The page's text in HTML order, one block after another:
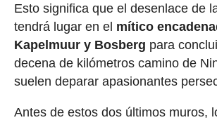
Esto significa que el desenlace de
tendrá lugar en el mítico
Kapelmuur y Bosberg para
decena de kilómetros camino de
suelen deparar apasionantes
Antes de estos dos últimos muros,